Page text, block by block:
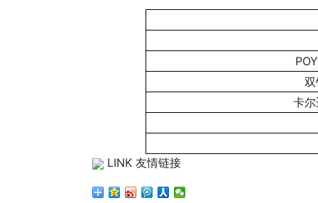
卡
LINK 友情链接